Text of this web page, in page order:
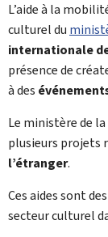
L’aide à la
culturel du
internationale
présence de
à des
Le ministère de
plusieurs projets
l’étranger.
Ces aides sont
secteur culturel